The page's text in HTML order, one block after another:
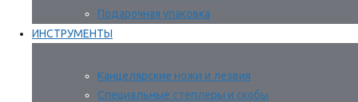
Подарочная упаковка
ИНСТРУМЕНТЫ
Канцелярские ножи и лезвия
Специальные степлеры и скобы